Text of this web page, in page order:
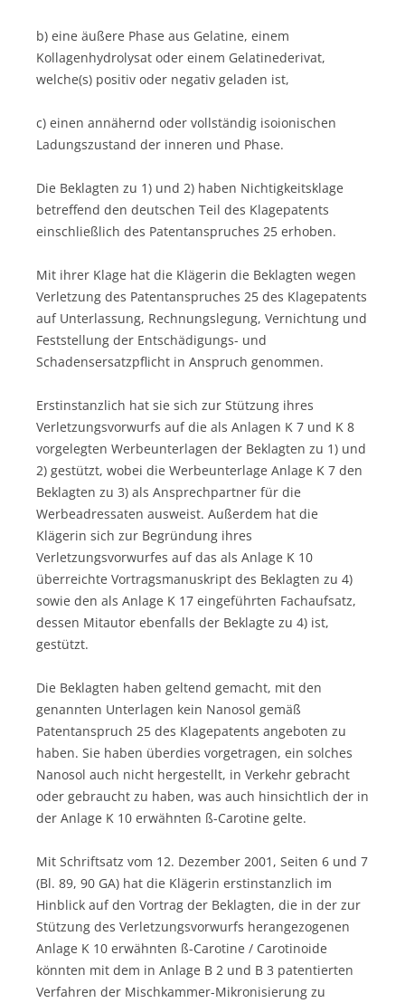
b) eine äußere Phase aus Gelatine, einem
Kollagenhydrolysat oder einem Gelatinederivat,
welche(s) positiv oder negativ geladen ist,
c) einen annähernd oder vollständig isoionischen
Ladungszustand der inneren und Phase.
Die Beklagten zu 1) und 2) haben Nichtigkeitsklage
betreffend den deutschen Teil des Klagepatents
einschließlich des Patentanspruches 25 erhoben.
Mit ihrer Klage hat die Klägerin die Beklagten wegen
Verletzung des Patentanspruches 25 des Klagepatents
auf Unterlassung, Rechnungslegung, Vernichtung und
Feststellung der Entschädigungs- und
Schadensersatzpflicht in Anspruch genommen.
Erstinstanzlich hat sie sich zur Stützung ihres
Verletzungsvorwurfs auf die als Anlagen K 7 und K 8
vorgelegten Werbeunterlagen der Beklagten zu 1) und
2) gestützt, wobei die Werbeunterlage Anlage K 7 den
Beklagten zu 3) als Ansprechpartner für die
Werbeadressaten ausweist. Außerdem hat die
Klägerin sich zur Begründung ihres
Verletzungsvorwurfes auf das als Anlage K 10
überreichte Vortragsmanuskript des Beklagten zu 4)
sowie den als Anlage K 17 eingeführten Fachaufsatz,
dessen Mitautor ebenfalls der Beklagte zu 4) ist,
gestützt.
Die Beklagten haben geltend gemacht, mit den
genannten Unterlagen kein Nanosol gemäß
Patentanspruch 25 des Klagepatents angeboten zu
haben. Sie haben überdies vorgetragen, ein solches
Nanosol auch nicht hergestellt, in Verkehr gebracht
oder gebraucht zu haben, was auch hinsichtlich der in
der Anlage K 10 erwähnten ß-Carotine gelte.
Mit Schriftsatz vom 12. Dezember 2001, Seiten 6 und 7
(Bl. 89, 90 GA) hat die Klägerin erstinstanzlich im
Hinblick auf den Vortrag der Beklagten, die in der zur
Stützung des Verletzungsvorwurfs herangezogenen
Anlage K 10 erwähnten ß-Carotine / Carotinoide
könnten mit dem in Anlage B 2 und B 3 patentierten
Verfahren der Mischkammer-Mikronisierung zu